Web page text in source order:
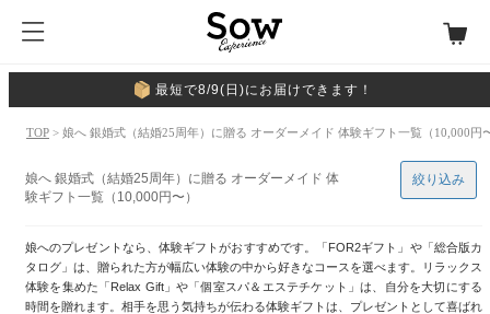
最短で8/9(日)にお届けできます！
TOP > 娘へ 銀婚式（結婚25周年）に贈る オーダーメイド 体験ギフト一覧（10,000円
娘へ 銀婚式（結婚25周年）に贈る オーダーメイド 体
験ギフト一覧（10,000円〜）
娘へのプレゼントなら、体験ギフトがおすすめです。「FOR2ギフト」や「総合版カ
タログ」は、贈られた方が幅広い体験の中から好きなコースを選べます。リラックス
体験を集めた「Relax Gift」や「個室スパ＆エステチケット」は、自分を大切にする
時間を贈れます。相手を思う気持ちが伝わる体験ギフトは、プレゼントとして喜ばれ
絞り込み